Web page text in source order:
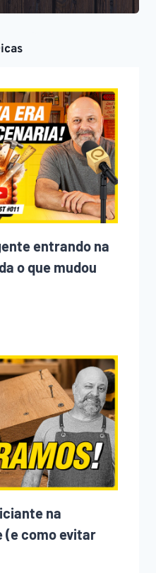
entrando na
o que mudou
na
(e como evitar